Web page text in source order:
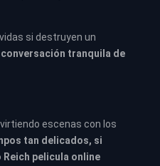
si destruyen un
conversación tranquila de
escenas con los
tan delicados, si
pelicula online